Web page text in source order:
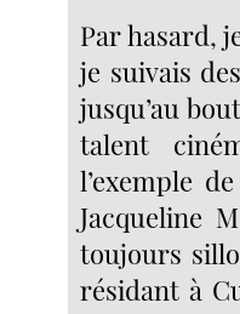
Par hasard,
je suivais
jusqu’au
talent
l’exemple
Jacqueline
toujours
résidant à